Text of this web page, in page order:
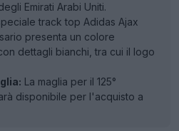
Emirati Arabi Uniti.
track top Adidas Ajax
presenta un colore
dettagli bianchi, tra cui il logo
La maglia per il 125°
disponibile per l'acquisto a